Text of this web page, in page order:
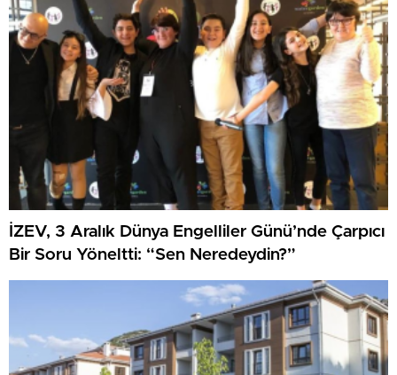
İZEV, 3 Aralık Dünya Engelliler Günü’nde Çarpıcı
Bir Soru Yöneltti: “Sen Neredeydin?”